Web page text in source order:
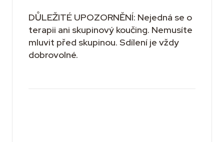
DŮLEŽITÉ UPOZORNĚNÍ: Nejedná se o
terapii ani skupinový koučing. Nemusíte
mluvit před skupinou. Sdílení je vždy
dobrovolné.